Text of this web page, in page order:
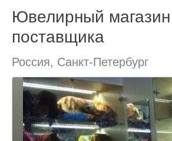
Ювелирный магазин
поставщика
Россия, Санкт-Петербург